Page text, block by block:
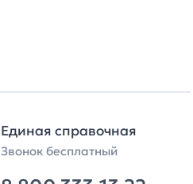
Единая справочная
Звонок бесплатный